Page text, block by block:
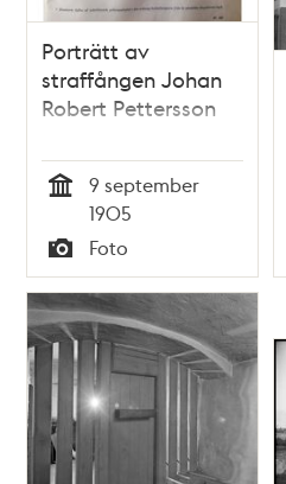
Porträtt av
straffången Johan
Robert Pettersson
9 september
1905
Typ
Foto